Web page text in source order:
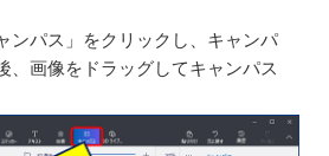
部に画像が現れる。